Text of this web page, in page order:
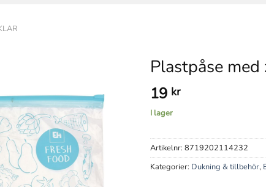
Plastpåse
19 kr
I lager
Artikelnr: 8719202114232
Kategorier: Dukning & tillbehör,